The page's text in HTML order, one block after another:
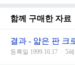
함께 구매한 자료
결과 - 얇은 판 크
등록일 1999.10.17 ㆍ5페